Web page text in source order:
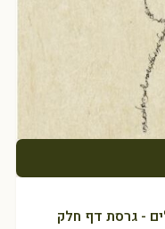
- גרסת דף חלק